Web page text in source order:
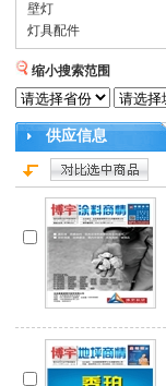
壁灯
灯具配件
缩小搜索范围
供应信息